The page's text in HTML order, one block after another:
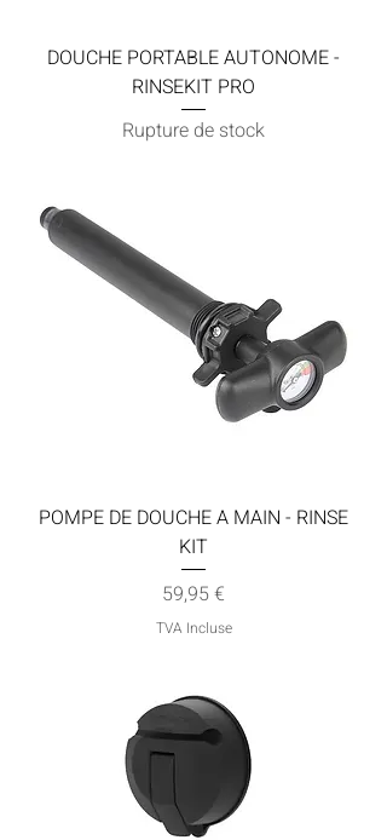
DOUCHE PORTABLE AUTONOME -
RINSEKIT PRO
Rupture de stock
POMPE DE DOUCHE A MAIN - RINSE
KIT
Prix
59,95 €
TVA Incluse